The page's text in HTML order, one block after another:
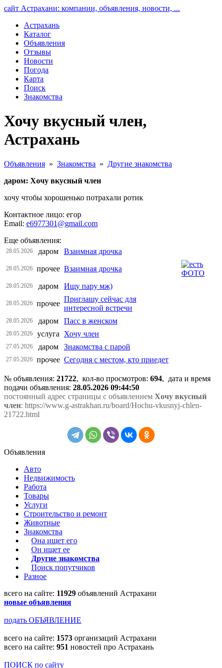
сайт Астрахани: компании, объявления, новости, ...
Астрахань
Каталог
Объявления
Отзывы
Новости
Погода
Карта
Поиск
Знакомства
Хочу вкусный член,
Астрахань
Объявления » Знакомства » Другие знакомства
даром: Хочу вкусный член
хочу чтобы хорошенько потрахали ротик
Контактное лицо: егор
Email: e6977301@gmail.com
Еще объявления:
28.05.2026 даром Взаимная дрочка
28.05.2026 прочее Взаимная дрочка
28.05.2026 даром Ищу пару мж)
28.05.2026 прочее
Приглашу сейчас для
интересной встречи
28.05.2026 даром Пасс в женском
28.05.2026 услуга Хочу член
27.05.2026 даром Знакомства с парой
27.05.2026 прочее Сегодня с местом, кто приедет
№ объявления: 21722, кол-во просмотров: 694, дата и время
подачи объявления: 28.05.2026 09:44:50
постоянный адрес страницы с объявлением Хочу вкусный
член: https://www.g-astrakhan.ru/board/Hochu-vkusnyj-chlen-
21722.html
Объявления
Авто
Недвижимость
Работа
Товары
Услуги
Строительство и ремонт
Животные
Знакомства
Она ищет его
Он ищет ее
Другие знакомства
Поиск попутчиков
Разное
всего на сайте: 11929 объявлений Астрахани
новые объявления
подать ОБЪЯВЛЕНИЕ
всего на сайте: 1573 организаций Астрахани
всего на сайте: 951 новостей про Астрахань
ПОИСК по сайту